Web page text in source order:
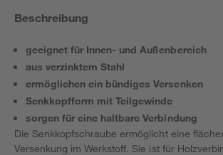
Beschreibung
geeignet für Innen- und Außenbereich
aus verzinktem Stahl
ermöglichen ein bündiges Versenken
Senkkopfform mit Teilgewinde
sorgen für eine haltbare Verbindung
Die Senkkopfschraube ermöglicht eine
Versenkung im Werkstoff. Sie ist für